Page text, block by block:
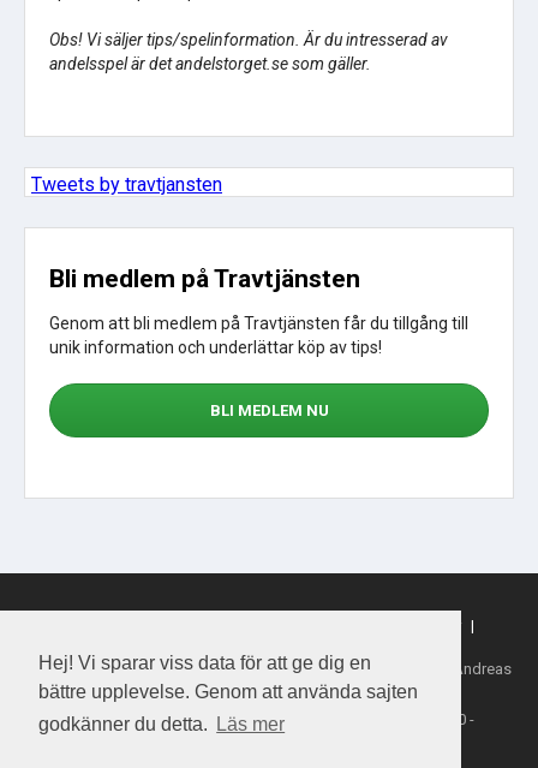
Hej! Vi sparar viss data för att ge dig en
bättre upplevelse. Genom att använda sajten
godkänner du detta.
Läs mer
Obs! Vi säljer tips/spelinformation. Är du intresserad av
andelsspel är det andelstorget.se som gäller.
Tweets by travtjansten
Bli medlem på Travtjänsten
Genom att bli medlem på Travtjänsten får du tillgång till
unik information och underlättar köp av tips!
BLI MEDLEM NU
|
Tillhandahållare: Daytime Media House AB, Ansvarig utgivare: Andreas
Henriksson
Copyright 2026 Daytime Media House AB 556763-4828
Spel från ATG - Åldersgräns 18 år - Stödlinjen 020-81 91 00 -
Spelalagom.se